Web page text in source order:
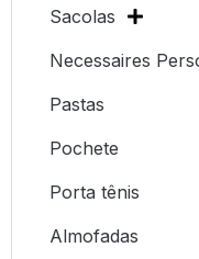
Sacolas
Necessaires
Pastas
Pochete
Porta tênis
Almofadas